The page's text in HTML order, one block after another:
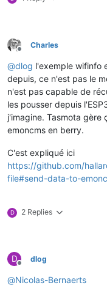
Offline
Charles
@dlog l'exemple wifinfo
depuis, ce n'est pas le
n'est pas capable de
les pousser depuis
j'imagine. Tasmota
emoncms en berry.
C'est expliqué ici
https://github.com/
file#send-data-to-
D 2 Replies
D
Offline
dlog
@Nicolas-Bernaerts